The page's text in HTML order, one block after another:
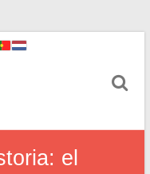
el